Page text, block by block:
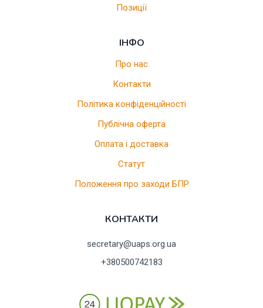
Позиції
ІНФО
Про нас
Контакти
Політика конфіденційності
Публічна оферта
Оплата і доставка
Статут
Положення про заходи БПР
КОНТАКТИ
secretary@uaps.org.ua
+380500742183